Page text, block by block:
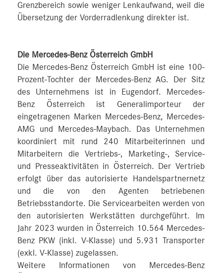
Grenzbereich sowie weniger Lenkaufwand, weil die
Übersetzung der Vorderradlenkung direkter ist.
Die Mercedes-Benz Österreich GmbH
Die Mercedes-Benz Österreich GmbH ist eine 100-
Prozent-Tochter der Mercedes-Benz AG. Der Sitz
des Unternehmens ist in Eugendorf. Mercedes-
Benz Österreich ist Generalimporteur der
eingetragenen Marken Mercedes-Benz, Mercedes-
AMG und Mercedes-Maybach. Das Unternehmen
koordiniert mit rund 240 Mitarbeiterinnen und
Mitarbeitern die Vertriebs-, Marketing-, Service-
und Presseaktivitäten in Österreich. Der Vertrieb
erfolgt über das autorisierte Handelspartnernetz
und die von den Agenten betriebenen
Betriebsstandorte. Die Servicearbeiten werden von
den autorisierten Werkstätten durchgeführt. Im
Jahr 2023 wurden in Österreich 10.564 Mercedes-
Benz PKW (inkl. V-Klasse) und 5.931 Transporter
(exkl. V-Klasse) zugelassen.
Weitere Informationen von Mercedes-Benz